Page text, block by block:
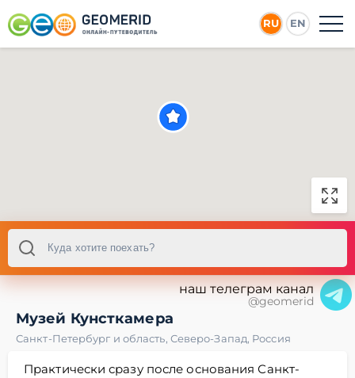
RU EN
наш телеграм канал
@geomerid
Музей Кунсткамера
Санкт-Петербург и область, Северо-Запад, Россия
Практически сразу после основания Санкт-